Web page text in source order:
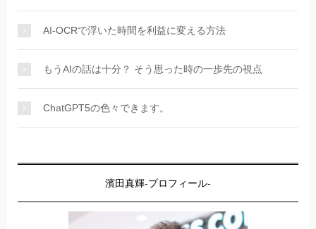
AI-OCRで浮いた時間を利益に変える方法
もうAIの話は十分？ そう思った時の一歩先の視点
ChatGPT5の色々できます。
濱田真輝-プロフィール-